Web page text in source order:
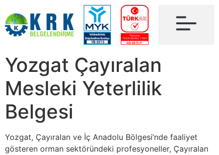
Yozgat Çayıralan
Mesleki Yeterlilik
Belgesi
Yozgat, Çayıralan ve İç Anadolu Bölgesi’nde faaliyet
gösteren orman sektöründeki profesyoneller, Çayıralan